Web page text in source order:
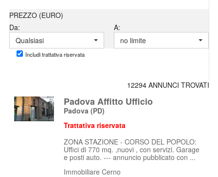
PREZZO (EURO)
Da:
A:
Qualsiasi
no limite
Includi trattativa riservata
12294 ANNUNCI TROVATI
Padova Affitto Ufficio
Padova (PD)
Trattativa riservata
ZONA STAZIONE - CORSO DEL POPOLO:
Uffici di 770 mq. ,nuovi , con servizi. Garage
e posti auto. --- annuncio pubblicato con ...
Immobiliare Cerno